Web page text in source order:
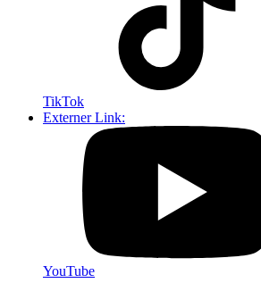
TikTok
Externer Link:
YouTube